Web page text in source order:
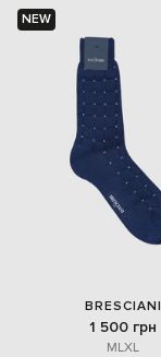
NEW
BRESCIANI
1 500 грн
MLXL